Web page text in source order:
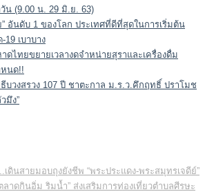
น (9.00 น. 29 มิ.ย. 63)
” อันดับ 1 ของโลก ประเทศที่ดีที่สุดในการเริ่มต้น
เบาบาง
ดไทยขยายเวลางดจำหน่ายสุราและเครื่องดื่ม
นด!!
บวงสรวง 107 ปี ชาตะกาล ม.ร.ว.คึกฤทธิ์ ปราโมช
มึง”
ดินสายมอบถุงยังชีพ “พระประแดง-พระสมุทรเจดีย์”
าดกินอิ่ม ริมน้ำ” ส่งเสริมการท่องเที่ยวตำบลศีรษะ